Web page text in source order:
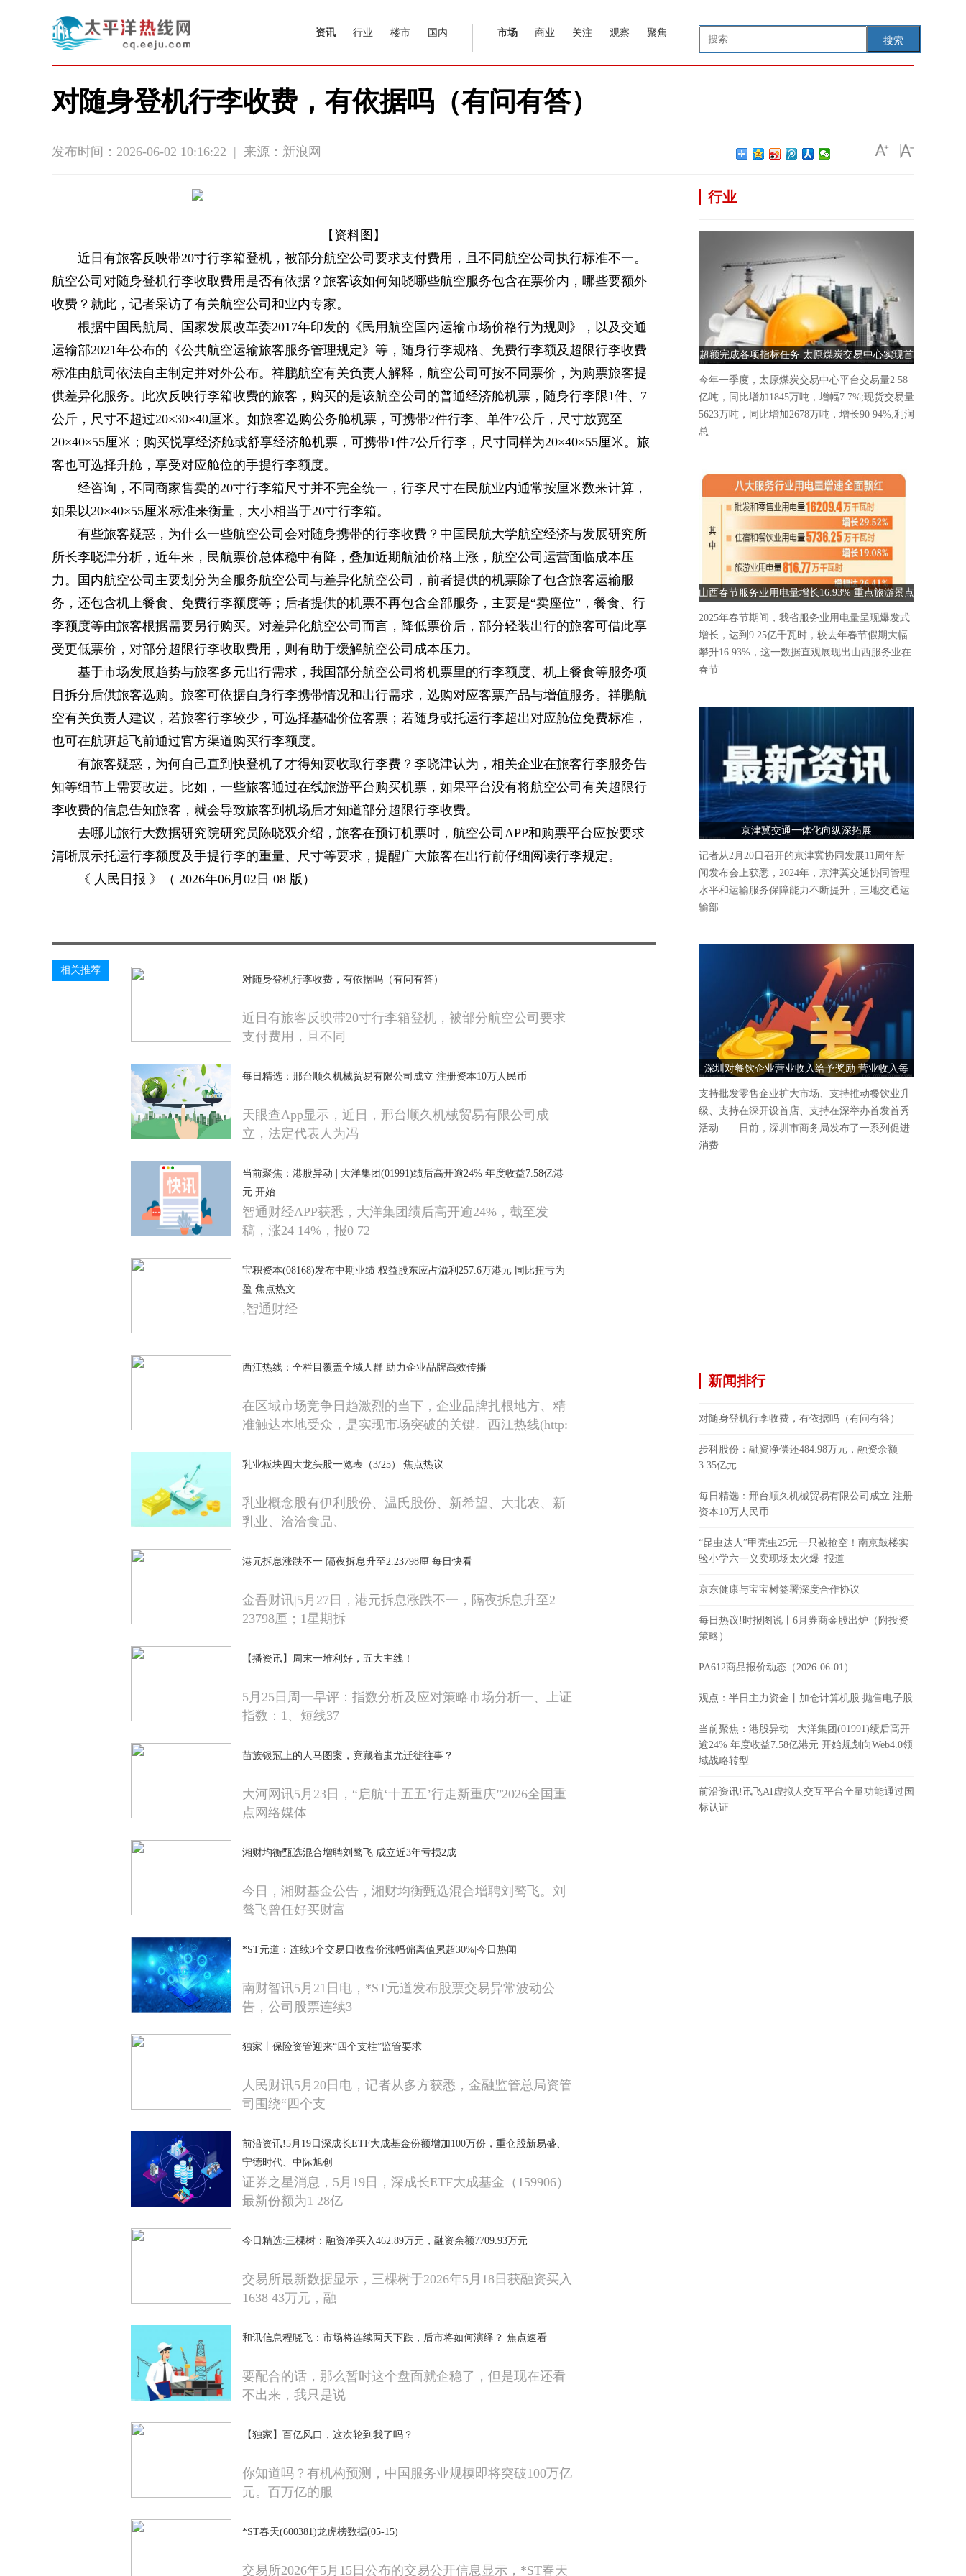
搜索
资讯 行业 楼市 国内 市场 商业 关注 观察 聚焦
对随身登机行李收费，有依据吗（有问有答）
发布时间：2026-06-02 10:16:22 | 来源：新浪网
【资料图】
近日有旅客反映带20寸行李箱登机，被部分航空公司要求支付费用，且不同航空公司执行标准不一。
航空公司对随身登机行李收取费用是否有依据？旅客该如何知晓哪些航空服务包含在票价内，哪些要额外
收费？就此，记者采访了有关航空公司和业内专家。
根据中国民航局、国家发展改革委2017年印发的《民用航空国内运输市场价格行为规则》，以及交通
运输部2021年公布的《公共航空运输旅客服务管理规定》等，随身行李规格、免费行李额及超限行李收费
标准由航司依法自主制定并对外公布。祥鹏航空有关负责人解释，航空公司可按不同票价，为购票旅客提
供差异化服务。此次反映行李箱收费的旅客，购买的是该航空公司的普通经济舱机票，随身行李限1件、7
公斤，尺寸不超过20×30×40厘米。如旅客选购公务舱机票，可携带2件行李、单件7公斤，尺寸放宽至
20×40×55厘米；购买悦享经济舱或舒享经济舱机票，可携带1件7公斤行李，尺寸同样为20×40×55厘米。旅
客也可选择升舱，享受对应舱位的手提行李额度。
经咨询，不同商家售卖的20寸行李箱尺寸并不完全统一，行李尺寸在民航业内通常按厘米数来计算，
如果以20×40×55厘米标准来衡量，大小相当于20寸行李箱。
有些旅客疑惑，为什么一些航空公司会对随身携带的行李收费？中国民航大学航空经济与发展研究所
所长李晓津分析，近年来，民航票价总体稳中有降，叠加近期航油价格上涨，航空公司运营面临成本压
力。国内航空公司主要划分为全服务航空公司与差异化航空公司，前者提供的机票除了包含旅客运输服
务，还包含机上餐食、免费行李额度等；后者提供的机票不再包含全部服务，主要是“卖座位”，餐食、行
李额度等由旅客根据需要另行购买。对差异化航空公司而言，降低票价后，部分轻装出行的旅客可借此享
受更低票价，对部分超限行李收取费用，则有助于缓解航空公司成本压力。
基于市场发展趋势与旅客多元出行需求，我国部分航空公司将机票里的行李额度、机上餐食等服务项
目拆分后供旅客选购。旅客可依据自身行李携带情况和出行需求，选购对应客票产品与增值服务。祥鹏航
空有关负责人建议，若旅客行李较少，可选择基础价位客票；若随身或托运行李超出对应舱位免费标准，
也可在航班起飞前通过官方渠道购买行李额度。
有旅客疑惑，为何自己直到快登机了才得知要收取行李费？李晓津认为，相关企业在旅客行李服务告
知等细节上需要改进。比如，一些旅客通过在线旅游平台购买机票，如果平台没有将航空公司有关超限行
李收费的信息告知旅客，就会导致旅客到机场后才知道部分超限行李收费。
去哪儿旅行大数据研究院研究员陈晓双介绍，旅客在预订机票时，航空公司APP和购票平台应按要求
清晰展示托运行李额度及手提行李的重量、尺寸等要求，提醒广大旅客在出行前仔细阅读行李规定。
《 人民日报 》（ 2026年06月02日 08 版）
相关推荐
对随身登机行李收费，有依据吗（有问有答）
近日有旅客反映带20寸行李箱登机，被部分航空公司要求
支付费用，且不同
每日精选：邢台顺久机械贸易有限公司成立 注册资本10万人民币
天眼查App显示，近日，邢台顺久机械贸易有限公司成
立，法定代表人为冯
当前聚焦：港股异动 | 大洋集团(01991)绩后高开逾24% 年度收益7.58亿港
元 开始...
智通财经APP获悉，大洋集团绩后高开逾24%，截至发
稿，涨24 14%，报0 72
宝积资本(08168)发布中期业绩 权益股东应占溢利257.6万港元 同比扭亏为
盈 焦点热文
,智通财经
西江热线：全栏目覆盖全域人群 助力企业品牌高效传播
在区域市场竞争日趋激烈的当下，企业品牌扎根地方、精
准触达本地受众，是实现市场突破的关键。西江热线(http:
乳业板块四大龙头股一览表（3/25）|焦点热议
乳业概念股有伊利股份、温氏股份、新希望、大北农、新
乳业、洽洽食品、
港元拆息涨跌不一 隔夜拆息升至2.23798厘 每日快看
金吾财讯|5月27日，港元拆息涨跌不一，隔夜拆息升至2
23798厘；1星期拆
【播资讯】周末一堆利好，五大主线！
5月25日周一早评：指数分析及应对策略市场分析一、上证
指数：1、短线37
苗族银冠上的人马图案，竟藏着蚩尤迁徙往事？
大河网讯5月23日，“启航‘十五五’行走新重庆”2026全国重
点网络媒体
湘财均衡甄选混合增聘刘骜飞 成立近3年亏损2成
今日，湘财基金公告，湘财均衡甄选混合增聘刘骜飞。刘
骜飞曾任好买财富
*ST元道：连续3个交易日收盘价涨幅偏离值累超30%|今日热闻
南财智讯5月21日电，*ST元道发布股票交易异常波动公
告，公司股票连续3
独家丨保险资管迎来“四个支柱”监管要求
人民财讯5月20日电，记者从多方获悉，金融监管总局资管
司围绕“四个支
前沿资讯!5月19日深成长ETF大成基金份额增加100万份，重仓股新易盛、
宁德时代、中际旭创
证券之星消息，5月19日，深成长ETF大成基金（159906）
最新份额为1 28亿
今日精选:三棵树：融资净买入462.89万元，融资余额7709.93万元
交易所最新数据显示，三棵树于2026年5月18日获融资买入
1638 43万元，融
和讯信息程晓飞：市场将连续两天下跌，后市将如何演绎？ 焦点速看
要配合的话，那么暂时这个盘面就企稳了，但是现在还看
不出来，我只是说
【独家】百亿风口，这次轮到我了吗？
你知道吗？有机构预测，中国服务业规模即将突破100万亿
元。百万亿的服
*ST春天(600381)龙虎榜数据(05-15)
交易所2026年5月15日公布的交易公开信息显示，*ST春天
行业
超额完成各项指标任务 太原煤炭交易中心实现首
季“开门红”
今年一季度，太原煤炭交易中心平台交易量2 58
亿吨，同比增加1845万吨，增幅7 7%;现货交易量
5623万吨，同比增加2678万吨，增长90 94%;利润
总
山西春节服务业用电量增长16.93% 重点旅游景点
人气爆棚
2025年春节期间，我省服务业用电量呈现爆发式
增长，达到9 25亿千瓦时，较去年春节假期大幅
攀升16 93%，这一数据直观展现出山西服务业在
春节
京津冀交通一体化向纵深拓展
记者从2月20日召开的京津冀协同发展11周年新
闻发布会上获悉，2024年，京津冀交通协同管理
水平和运输服务保障能力不断提升，三地交通运
输部
深圳对餐饮企业营业收入给予奖励 营业收入每
1000万元奖励5万元
支持批发零售企业扩大市场、支持推动餐饮业升
级、支持在深开设首店、支持在深举办首发首秀
活动……日前，深圳市商务局发布了一系列促进
消费
新闻排行
对随身登机行李收费，有依据吗（有问有答）
步科股份：融资净偿还484.98万元，融资余额
3.35亿元
每日精选：邢台顺久机械贸易有限公司成立 注册
资本10万人民币
“昆虫达人”甲壳虫25元一只被抢空！南京鼓楼实
验小学六一义卖现场太火爆_报道
京东健康与宝宝树签署深度合作协议
每日热议!时报图说丨6月券商金股出炉（附投资
策略）
PA612商品报价动态（2026-06-01）
观点：半日主力资金丨加仓计算机股 抛售电子股
当前聚焦：港股异动 | 大洋集团(01991)绩后高开
逾24% 年度收益7.58亿港元 开始规划向Web4.0领
域战略转型
前沿资讯!讯飞AI虚拟人交互平台全量功能通过国
标认证